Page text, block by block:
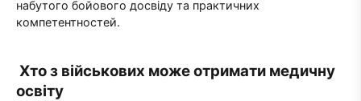
набутого бойового досвіду та практичних
компетентностей.
Хто з військових може отримати медичну
освіту